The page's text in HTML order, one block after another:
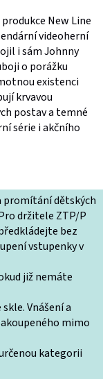
promítání dětských
držitele ZTP/P
bez
vstupenky v
již nemáte
Vnášení a
mimo
kategorii
New Line
videoherní
i sám Johnny
o porážku
existenci
krvavou
postav a temné
série i akčního